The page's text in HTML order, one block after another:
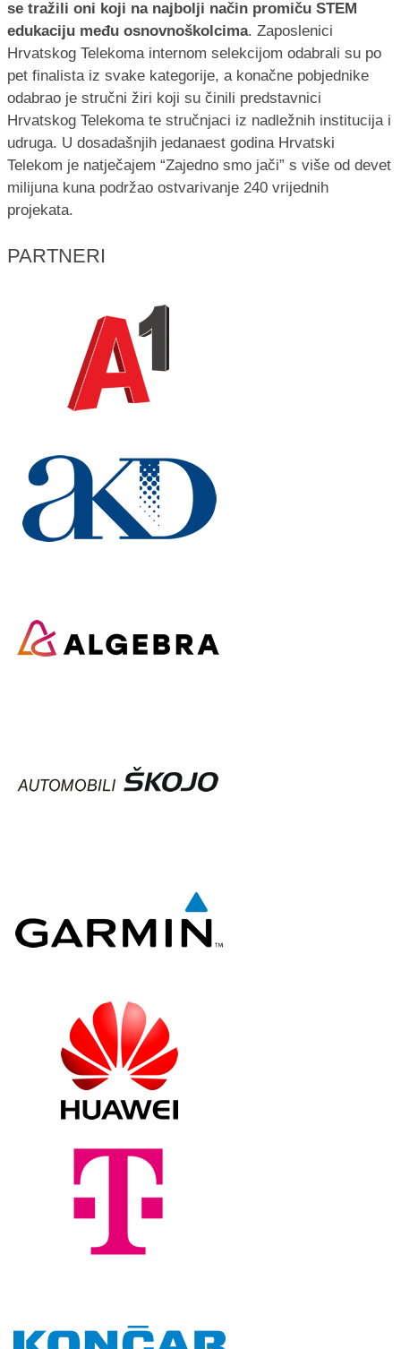
se tražili oni koji na najbolji način promiču STEM
edukaciju među osnovnoškolcima. Zaposlenici
Hrvatskog Telekoma internom selekcijom odabrali su po
pet finalista iz svake kategorije, a konačne pobjednike
odabrao je stručni žiri koji su činili predstavnici
Hrvatskog Telekoma te stručnjaci iz nadležnih institucija i
udruga. U dosadašnjih jedanaest godina Hrvatski
Telekom je natječajem “Zajedno smo jači” s više od devet
milijuna kuna podržao ostvarivanje 240 vrijednih
projekata.
PARTNERI